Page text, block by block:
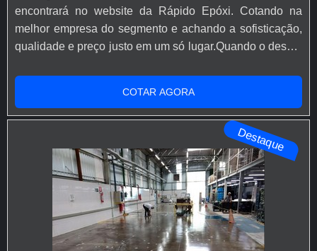
encontrará no website da Rápido Epóxi. Cotando na
melhor empresa do segmento e achando a sofisticação,
qualidade e preço justo em um só lugar.Quando o desejo
cliente poderá encontrar excelente custo-benefício com
soluções eficazes para acessórios e ferramentas para
aplicação de base epóxi.MAIS INFORMAÇÕES SOBRE
COTAR AGORA
Destaque